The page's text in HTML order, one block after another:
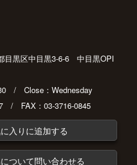
目黒区中目黒3-6-6 中目黒OPI
/ Close：Wednesday
/ FAX：03-3716-0845
入りに追加する
ついて問い合わせる